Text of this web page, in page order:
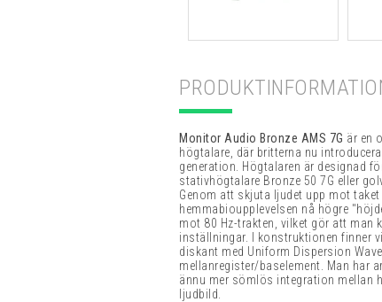
Monitor Audio Bronze AMS 7G är en
högtalare, där britterna nu
generation. Högtalaren är designad
stativhögtalare Bronze 50 7G eller
Genom att skjuta ljudet upp mot
hemmabioupplevelsen nå högre
mot 80 Hz-trakten, vilket gör att
inställningar. I konstruktionen finner
diskant med Uniform Dispersion
mellanregister/baselement. Man har
ännu mer sömlös integration mellan
ljudbild.